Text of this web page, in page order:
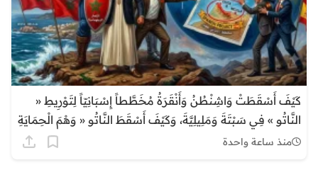
كَيْفَ أَسْقَطَتْ وَاشِنْطُنُ وَأَنْقَرَةُ مُخَطَّطاً إِسْبَانِيّاً لِتَوْرِيطِ «
النَّاتُو » فِي سَبْتَةَ وَمَلِيلِيَّةَ، وَكَيْفَ أَسْقَطَ النَّاتُو « وَهْمَ الْحِمَايَةِ
الْأَطْلَسِيَّةِ » وَأَجْبَرَ مَدْرِيدَ عَلَى الرُّضُوخِ لِلْوَاقِعِيَّةِ مَعَ الرِّبَاطِ؟
منذ ساعة واحدة